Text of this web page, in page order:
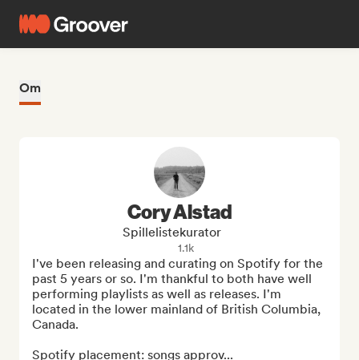
Om
Cory Alstad
Spillelistekurator
1.1k
I've been releasing and curating on Spotify for the
past 5 years or so. I'm thankful to both have well
performing playlists as well as releases. I'm
located in the lower mainland of British Columbia,
Canada.
Spotify placement: songs approv...